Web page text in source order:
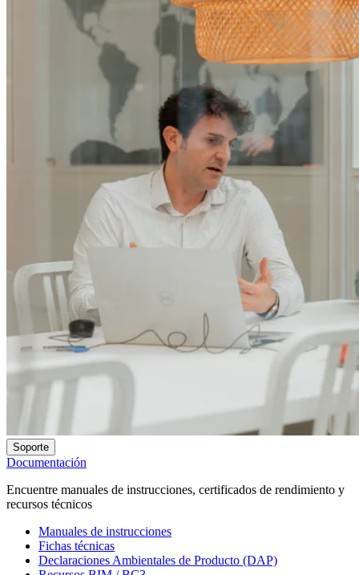
Soporte
Documentación
Encuentre manuales de instrucciones, certificados de rendimiento y
recursos técnicos
Manuales de instrucciones
Fichas técnicas
Declaraciones Ambientales de Producto (DAP)